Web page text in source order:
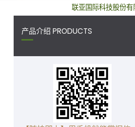
产品介绍 PRODUCTS
联亚国际科技股份有限